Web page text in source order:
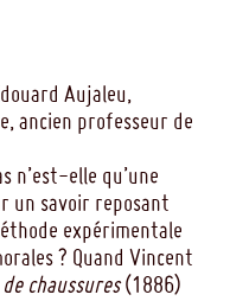
Aujaleu,
ancien professeur de
n’est-elle qu’une
un savoir reposant
expérimentale
? Quand Vincent
chaussures(1886)